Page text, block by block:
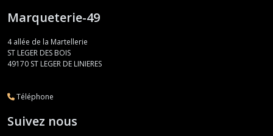
Marqueterie-49
4 allée de la Martellerie
ST LEGER DES BOIS
49170 ST LEGER DE LINIERES
Téléphone
Suivez nous